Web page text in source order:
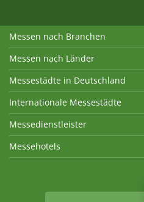
Messen nach Branchen
Messen nach Länder
Messestädte in Deutschland
Internationale Messestädte
Messedienstleister
Messehotels